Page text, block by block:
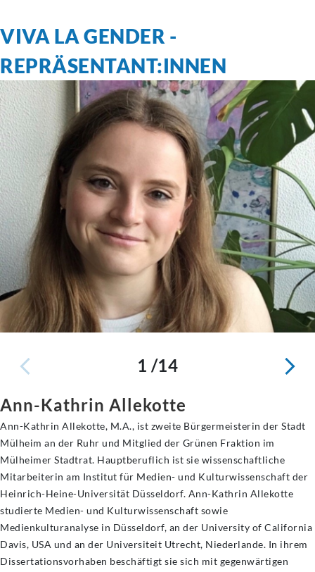
VIVA LA GENDER -
REPRÄSENTANT:INNEN
1 /14
Ann-Kathrin Allekotte
Ann-Kathrin Allekotte, M.A., ist zweite Bürgermeisterin der Stadt
Mülheim an der Ruhr und Mitglied der Grünen Fraktion im
Mülheimer Stadtrat. Hauptberuflich ist sie wissenschaftliche
Mitarbeiterin am Institut für Medien- und Kulturwissenschaft der
Heinrich-Heine-Universität Düsseldorf. Ann-Kathrin Allekotte
studierte Medien- und Kulturwissenschaft sowie
Medienkulturanalyse in Düsseldorf, an der University of California
Davis, USA und an der Universiteit Utrecht, Niederlande. In ihrem
Dissertationsvorhaben beschäftigt sie sich mit gegenwärtigen